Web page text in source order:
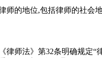
师的地位,包括律师的社会
律师法》第32条明确规定“